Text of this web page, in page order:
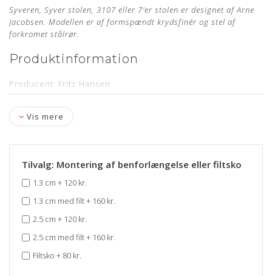
Syveren, Syver stolen, 3107 eller 7'er stolen er designet af Arne
Jacobsen. Modellen er af formspændt krydsfinér og stel af
forkromet stålrør.
Produktinformation
Producent: Fritz Hansen
Model: 3107
egen møbelpolstrer.
Levering: Ca. 4-6 uger
Mangler du en ny polstring til din Arne Jacobsen stol?
din polstring her
Om læderet
Vis mere
Tilvalg: Montering af benforlængelse eller filtsko
1.3 cm + 120 kr.
1.3 cm med filt+ 160 kr.
2.5 cm + 120 kr.
2.5 cm med filt+ 160 kr.
Filtsko + 80 kr.